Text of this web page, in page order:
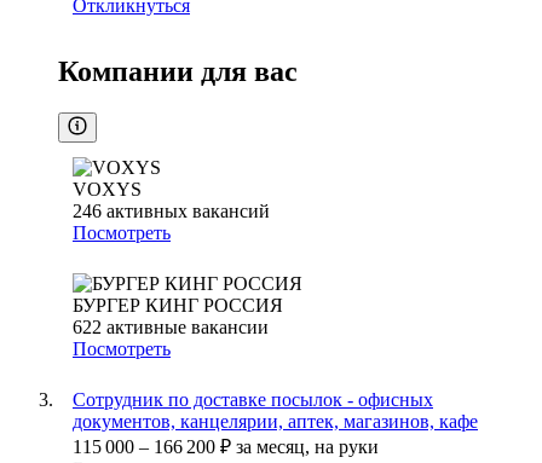
Откликнуться
Компании для вас
VOXYS
246 активных вакансий
Посмотреть
БУРГЕР КИНГ РОССИЯ
622 активные вакансии
Посмотреть
Сотрудник по доставке посылок - офисных
документов, канцелярии, аптек, магазинов, кафе
115 000 – 166 200 ₽ за месяц, на руки